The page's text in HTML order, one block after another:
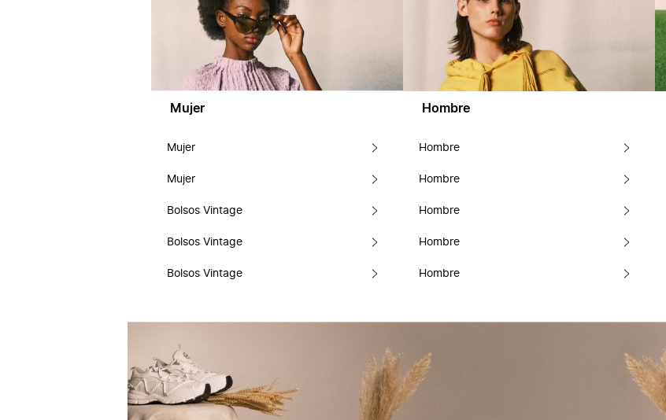
Mujer
Mujer
Mujer
Bolsos Vintage
Bolsos Vintage
Bolsos Vintage
Hombre
Hombre
Hombre
Hombre
Hombre
Hombre